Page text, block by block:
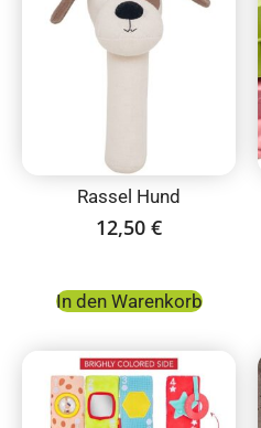
Rassel Hund
12,50 €
In den Warenkorb